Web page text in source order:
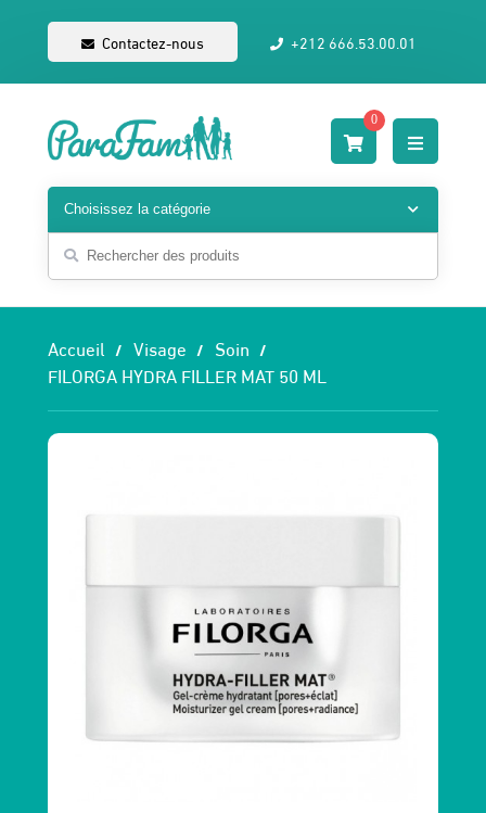
Contactez-nous +212 666.53.00.01
0
Accueil Visage
Soin
FILORGA HYDRA FILLER MAT 50 ML